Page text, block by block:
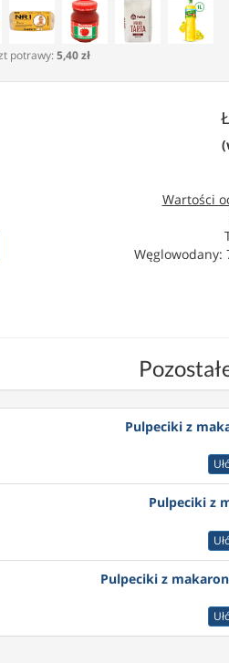
potrawy:5,40 zł
Wartości
Węglowodany:
Pulpeciki z
Pulpeciki z
Pulpeciki z